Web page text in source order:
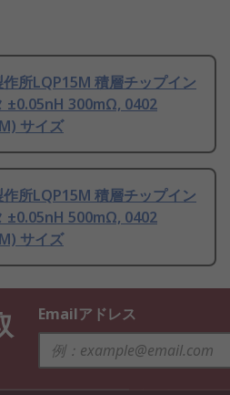
所LQP15M 積層チップイン
±0.05nH 300mΩ, 0402
サイズ
所LQP15M 積層チップイン
±0.05nH 500mΩ, 0402
サイズ
Emailアドレス